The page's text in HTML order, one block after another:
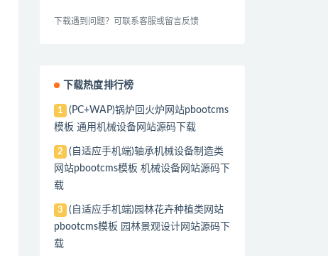
下载遇到问题？可联系客服或留言反馈
下载热度排行榜
1
(PC+WAP)锅炉回火炉网站pbootcms
模板 通用机械设备网站源码下载
2
(自适应手机端)轴承机械设备制造类
网站pbootcms模板 机械设备网站源码下
载
3
(自适应手机端)园林花卉种植类网站
pbootcms模板 园林景观设计网站源码下
载